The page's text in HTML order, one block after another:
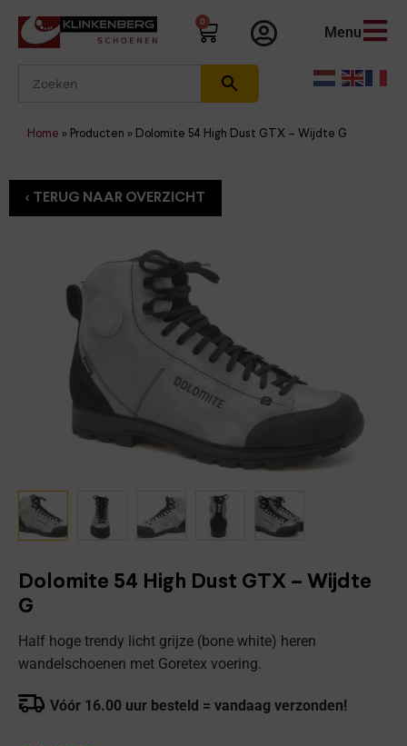
0
Menu
Home » Producten » Dolomite 54 High Dust GTX – Wijdte G
Dolomite 54 High Dust GTX – Wijdte
G
Half hoge trendy licht grijze (bone white) heren
wandelschoenen met Goretex voering.
Vóór 16.00 uur besteld = vandaag verzonden!